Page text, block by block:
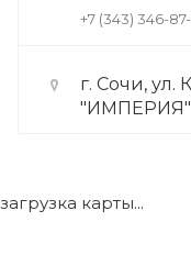
+7 (343) 346-
г. Сочи, ул.
"ИМПЕРИЯ"
загрузка карты...